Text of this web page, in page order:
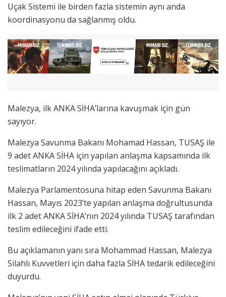
Uçak Sistemi ile birden fazla sistemin aynı anda
koordinasyonu da sağlanmış oldu.
Malezya, ilk ANKA SİHA’larına kavuşmak için gün
sayıyor.
Malezya Savunma Bakanı Mohamad Hassan, TUSAŞ ile
9 adet ANKA SİHA için yapılan anlaşma kapsamında ilk
teslimatların 2024 yılında yapılacağını açıkladı.
Malezya Parlamentosuna hitap eden Savunma Bakanı
Hassan, Mayıs 2023’te yapılan anlaşma doğrultusunda
ilk 2 adet ANKA SİHA’nın 2024 yılında TUSAŞ tarafından
teslim edileceğini ifade etti.
Bu açıklamanın yanı sıra Mohammad Hassan, Malezya
Silahlı Kuvvetleri için daha fazla SİHA tedarik edileceğini
duyurdu.